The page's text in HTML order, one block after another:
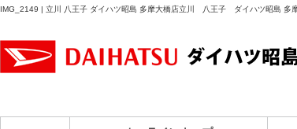
IMG_2149 | 立川 八王子 ダイハツ昭島 多摩大橋店立川 八王子 ダイハツ昭島 多